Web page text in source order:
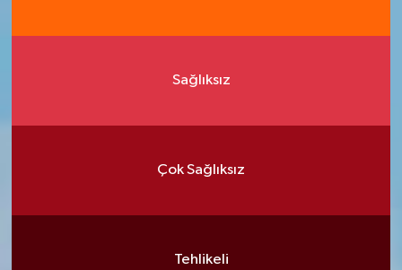
Sağlıksız
Çok Sağlıksız
Tehlikeli